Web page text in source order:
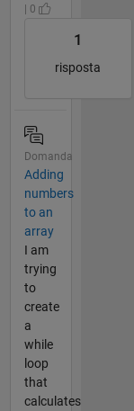
| 0
1
risposta
Domanda
Adding
numbers
to an
array
I am
trying
to
create
a
while
loop
that
calculates